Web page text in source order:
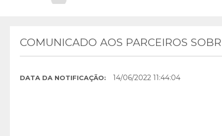
COMUNICADO AOS PARCEIROS
DATA DA NOTIFICAÇÃO: 14/06/2022 11:44:04